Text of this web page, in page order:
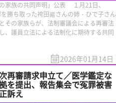
家族の共同声明」公表 １月21日、
勝ち取った袴田巖さんの姉・ひで子さん
その家族らが、法制審議会による再審法
、議員立法による法制化に期待する共同
2026年01月14日
再審請求申立て／医学鑑定な
を提出、報告集会で冤罪被害
訴え